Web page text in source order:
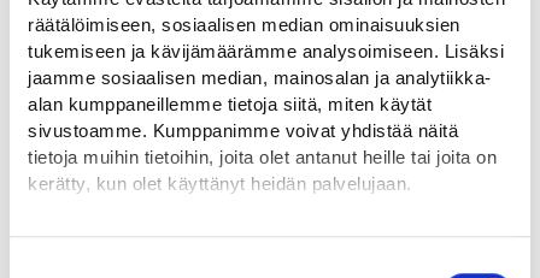
räätälöimiseen, sosiaalisen median ominaisuuksien
tukemiseen ja kävijämäärämme analysoimiseen. Lisäksi
jaamme sosiaalisen median, mainosalan ja analytiikka-
alan kumppaneillemme tietoja siitä, miten käytät
sivustoamme. Kumppanimme voivat yhdistää näitä
tietoja muihin tietoihin, joita olet antanut heille tai joita on
kerätty, kun olet käyttänyt heidän palvelujaan.
Löydät tietoa evästeiden käyttötarkoituksista
Oulun seutu
Työllisyysalueeseen kuuluu Hailuoto, Ii, Kempele, Liminka,
Lumijoki, Muhos, Oulu, Pudasjärvi, Tyrnävä, Utajärvi ja Vaala.